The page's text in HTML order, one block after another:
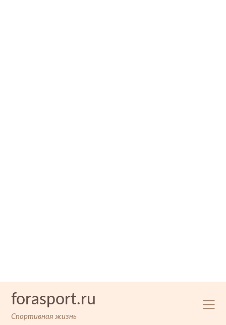
forasport.ru
Спортивная жизнь